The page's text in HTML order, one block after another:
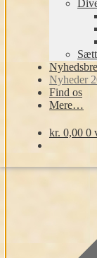
Nyheder
Find os
Mere…
kr. 0,00 0